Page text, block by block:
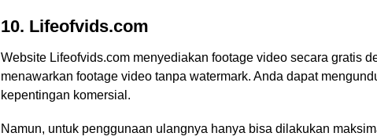
10. Lifeofvids.com
Website Lifeofvids.com menyediakan footage video secara gratis
menawarkan footage video tanpa watermark. Anda dapat
kepentingan komersial.
Namun, untuk penggunaan ulangnya hanya bisa dilakukan